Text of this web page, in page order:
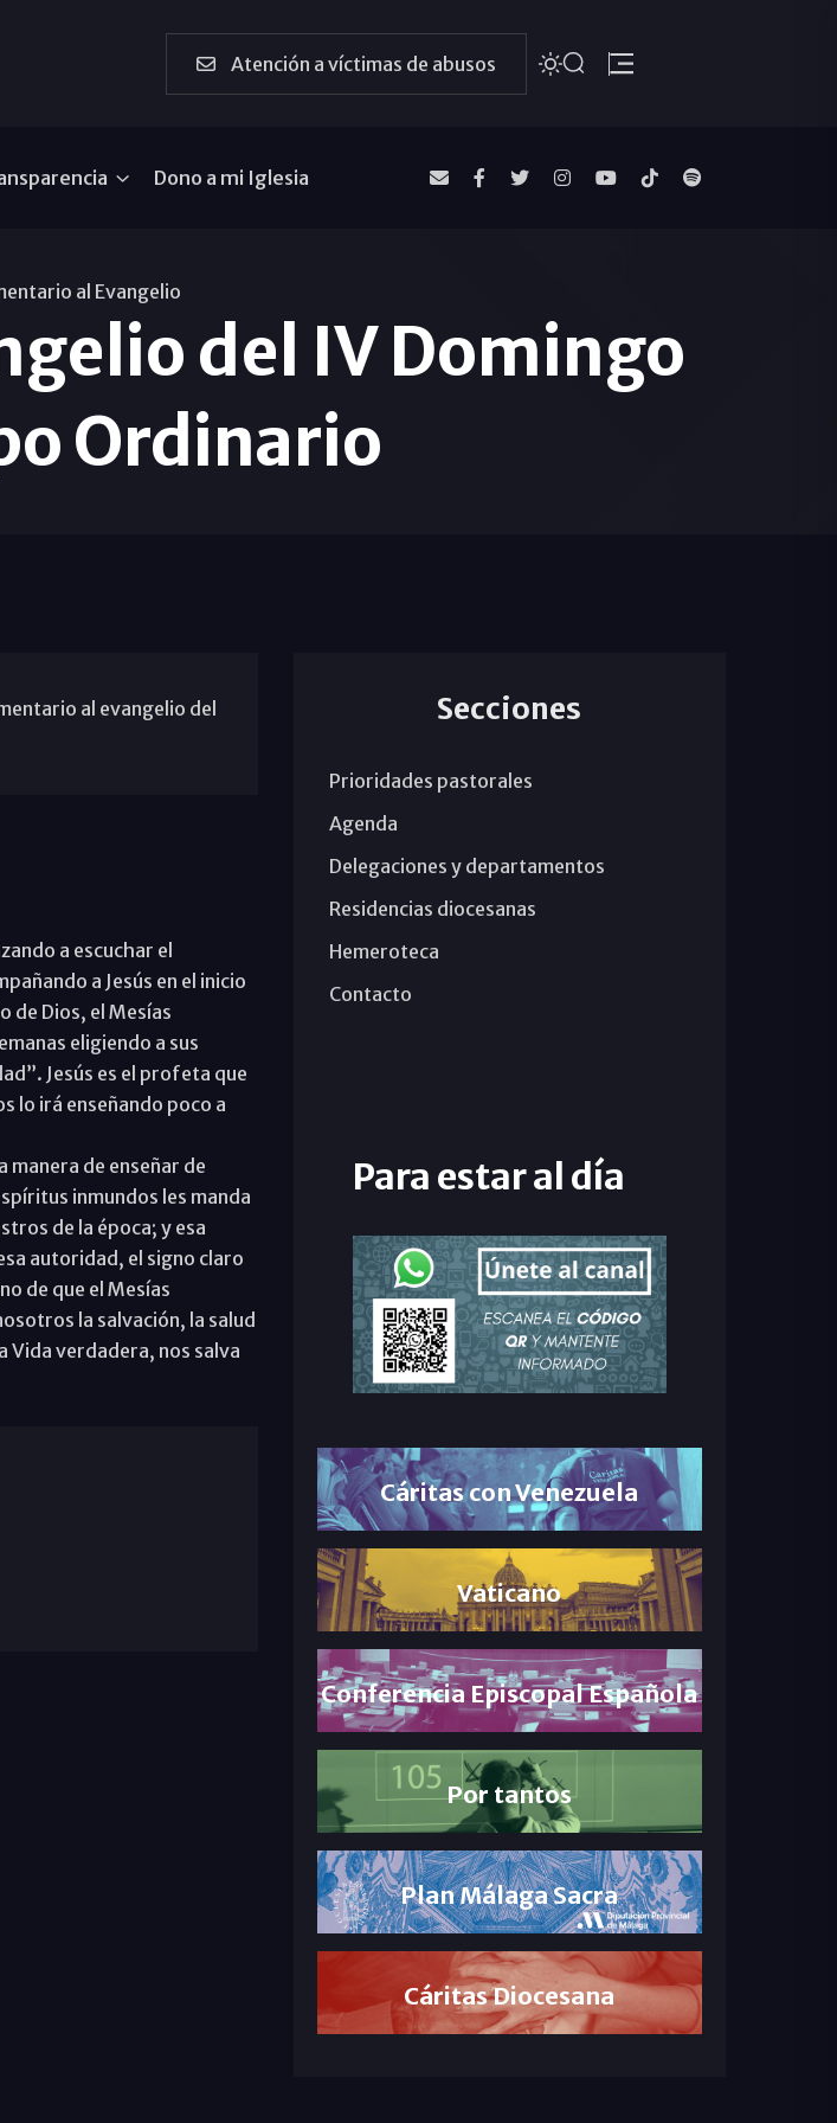
Atención a víctimas de abusos
Dono a mi Iglesia
al Evangelio
del IV Domingo
Ordinario
al evangelio del
a escuchar el
a Jesús en el inicio
de Dios, el Mesías
eligiendo a sus
Jesús es el profeta que
lo irá enseñando poco a
manera de enseñar de
inmundos les manda
de la época; y esa
autoridad, el signo claro
de que el Mesías
la salvación, la salud
Vida verdadera, nos salva
Secciones
Prioridades pastorales
Agenda
Delegaciones y departamentos
Residencias diocesanas
Hemeroteca
Contacto
Para estar al día
Cáritas con Venezuela
Vaticano
Conferencia Episcopal Española
Por tantos
Plan Málaga Sacra
Cáritas Diocesana